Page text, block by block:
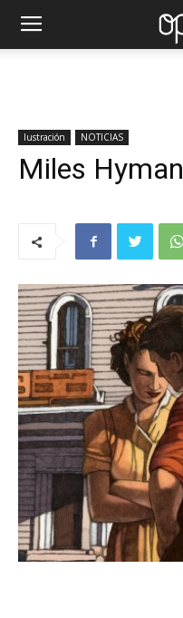
Iustración NOTICIAS
Miles Hyman